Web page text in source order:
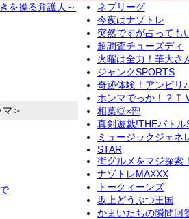
を操る弁護人～
＞
ネプリーグ
今夜はナゾトレ
突然ですが占っても
超調査チューズディ
火曜は全力！華大さ
ジャンクSPORTS
奇跡体験！アンビリ
ホンマでっか！？Ｔ
相葉◎×部
真剣遊戯!THEバトル
ミュージックジェネ
STAR
街グルメをマジ探索
ナゾトレMAXXX
トークィーンズ
坂上どうぶつ王国
かまいたちの瞬間回